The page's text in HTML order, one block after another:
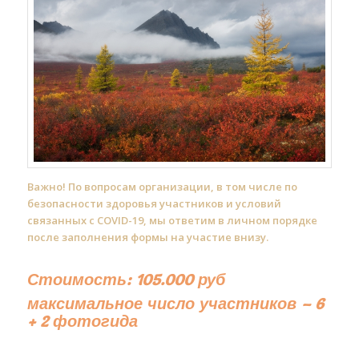
Важно! По вопросам организации, в том числе по
безопасности здоровья участников и условий
связанных с COVID-19, мы ответим в личном порядке
после заполнения формы на участие внизу.
Стоимость: 105.000 руб
максимальное число участников – 6
+ 2 фотогида